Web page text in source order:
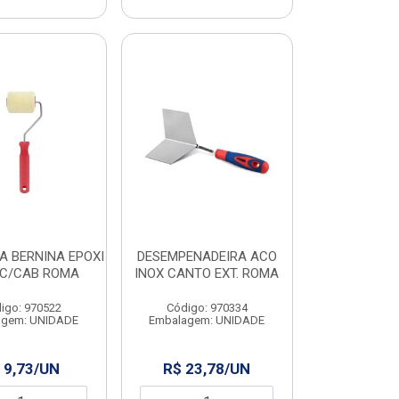
BERNINA EPOXI
CAB ROMA
970522
UNIDADE
9,73/UN
DESEMPENADEIRA ACO
INOX CANTO EXT. ROMA
Código: 970334
Embalagem: UNIDADE
R$ 23,78/UN